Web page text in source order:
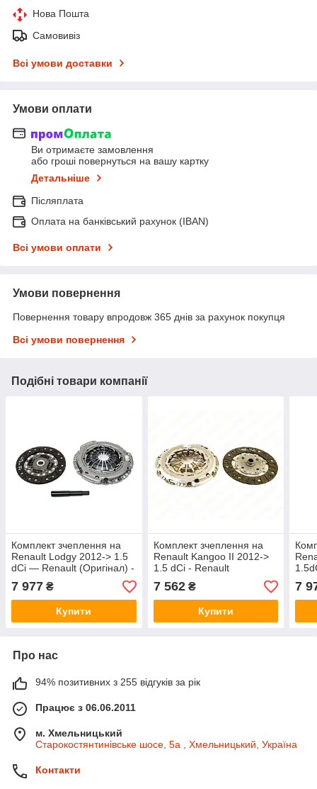
Нова Пошта
Самовивіз
Всі умови доставки
Умови оплати
Ви отримаєте замовлення
або гроші повернуться на вашу картку
Детальніше
Післяплата
Оплата на банківський рахунок (IBAN)
Всі умови оплати
Умови повернення
Повернення товару впродовж 365 днів за рахунок покупця
Всі умови повернення
Подібні товари компанії
Комплект зчеплення на
Renault Lodgy 2012-> 1.5
dCi — Renault (Оригінал) -
7 977 ₴
Купити
Комплект зчеплення на
Renault Kangoo II 2012->
1.5 dCi - Renault
(Оригінал) - 302053931R
7 562₴
Купити
7
Про нас
94% позитивних з 255 відгуків за рік
Працює з 06.06.2011
м. Хмельницький
Старокостянтинівське шосе, 5а , Хмельницький, Україна
Контакти